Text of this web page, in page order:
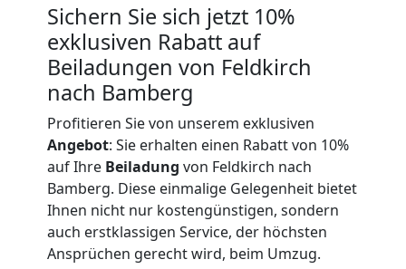
Sichern Sie sich jetzt 10%
exklusiven Rabatt auf
Beiladungen von Feldkirch
nach Bamberg
Profitieren Sie von unserem exklusiven
Angebot: Sie erhalten einen Rabatt von 10%
auf Ihre Beiladung von Feldkirch nach
Bamberg. Diese einmalige Gelegenheit bietet
Ihnen nicht nur kostengünstigen, sondern
auch erstklassigen Service, der höchsten
Ansprüchen gerecht wird, beim Umzug.
Tragehilfe
Feldkirch
Kleiner
Umzug
Feldkirch